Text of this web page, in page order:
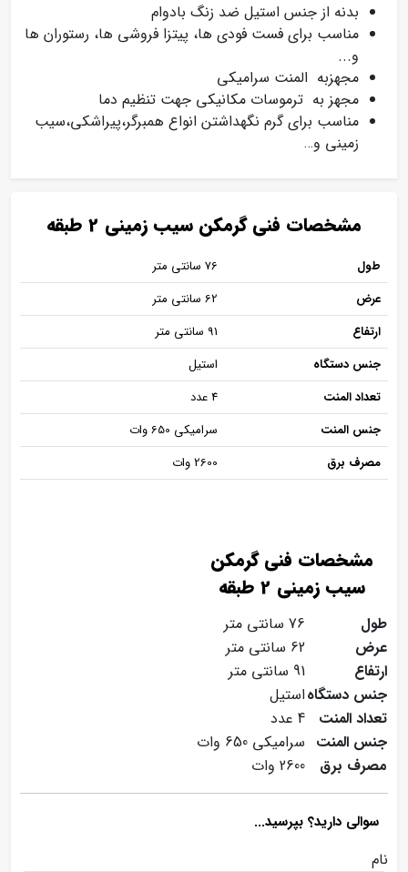
بدنه از جنس استیل ضد زنگ بادوام
مناسب برای فست فودی ها، پیتزا فروشی ها، رستوران ها
و...
مجهزبه المنت سرامیکی
مجهز به ترموسات مکانیکی جهت تنظیم دما
مناسب برای گرم نگهداشتن انواع همبرگر،پیراشکی،سیب
زمینی و…
مشخصات فنی گرمکن سیب زمینی 2 طبقه
طول
76 سانتی متر
عرض
62 سانتی متر
ارتفاع
91 سانتی متر
جنس دستگاه
استیل
تعداد المنت
4 عدد
جنس المنت
سرامیکی 650 وات
مصرف برق
2600 وات
مشخصات فنی گرمکن
سیب زمینی 2 طبقه
طول
76 سانتی متر
عرض
62 سانتی متر
ارتفاع
91 سانتی متر
جنس دستگاهاستیل
تعداد المنت
4 عدد
جنس المنت سرامیکی 650 وات
مصرف برق
2600 وات
سوالی دارید؟ بپرسید...
نام